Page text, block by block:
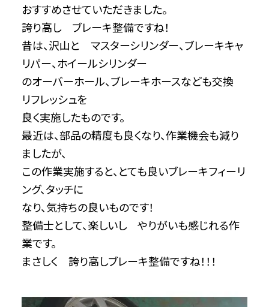
おすすめさせていただきました。
誇り高し ブレーキ整備ですね！
昔は、沢山と マスターシリンダー、ブレーキキャ
リパー、ホイールシリンダー
のオーバーホール、ブレーキホースなども交換
リフレッシュを
良く実施したものです。
最近は、部品の精度も良くなり、作業機会も減り
ましたが、
この作業実施すると、とても良いブレーキフィーリ
ング、タッチに
なり、気持ちの良いものです！
整備士として、楽しいし やりがいも感じれる作
業です。
まさしく 誇り高しブレーキ整備ですね！！！